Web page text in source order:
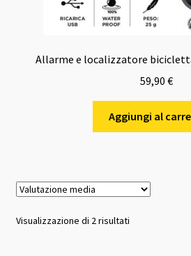
Allarme e localizzatore
59,90 €
Aggiungi al
Visualizzazione di 2 risultatiValutazione